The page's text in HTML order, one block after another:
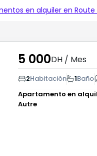
en alquiler en
5 000DH/ Mes
2Habitación 1Baño
Apartamento en
Autre